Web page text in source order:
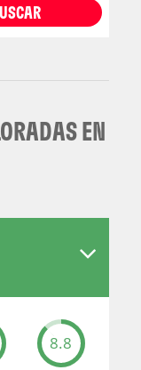
EN
8.8